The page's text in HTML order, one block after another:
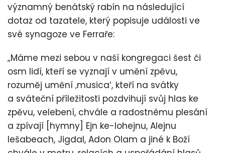
významný benátský rabín na následující
dotaz od tazatele, který popisuje události ve
své synagoze ve Ferraře:
„Máme mezi sebou v naší kongregaci šest či
osm lidí, kteří se vyznají v umění zpěvu,
rozuměj umění ‚musica‘, kteří na svátky
a sváteční příležitosti pozdvihují svůj hlas ke
zpěvu, velebení, chvále a radostnému plesání
a zpívají [hymny] Ejn ke-lohejnu, Alejnu
lešabeach, Jigdal, Adon Olam a jiné k Boží